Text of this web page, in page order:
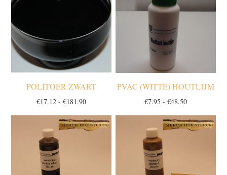
POLITOER ZWART
€17.12 - €181.90Prijsklasse:
tot
PVAC (WITTE) HOUTLIJM
€7.95 - €48.50Prijsklasse:
tot